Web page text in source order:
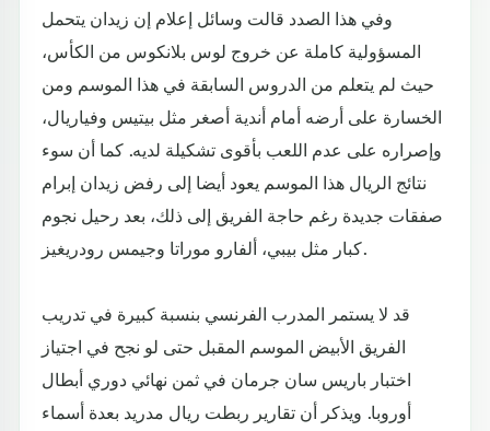
وفي هذا الصدد قالت وسائل إعلام إن زيدان يتحمل
المسؤولية كاملة عن خروج لوس بلانكوس من الكأس،
حيث لم يتعلم من الدروس السابقة في هذا الموسم ومن
الخسارة على أرضه أمام أندية أصغر مثل بيتيس وفياريال،
وإصراره على عدم اللعب بأقوى تشكيلة لديه. كما أن سوء
نتائج الريال هذا الموسم يعود أيضا إلى رفض زيدان إبرام
صفقات جديدة رغم حاجة الفريق إلى ذلك، بعد رحيل نجوم
كبار مثل بيبي، ألفارو موراتا وجيمس رودريغيز.
قد لا يستمر المدرب الفرنسي بنسبة كبيرة في تدريب
الفريق الأبيض الموسم المقبل حتى لو نجح في اجتياز
اختبار باريس سان جرمان في ثمن نهائي دوري أبطال
أوروبا. ويذكر أن تقارير ربطت ريال مدريد بعدة أسماء